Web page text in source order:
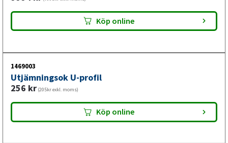
Köp online
1469003
Utjämningsok U-profil
256 kr (205kr exkl. moms)
Köp online